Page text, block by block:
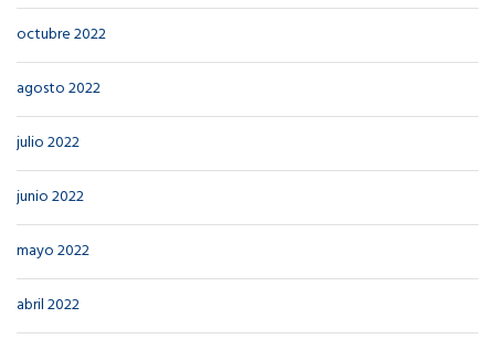
octubre 2022
agosto 2022
julio 2022
junio 2022
mayo 2022
abril 2022